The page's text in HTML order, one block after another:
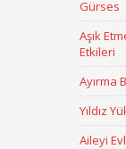
Gürses
Aşık
Etkileri
Ayırma
Yıldız
Aileyi